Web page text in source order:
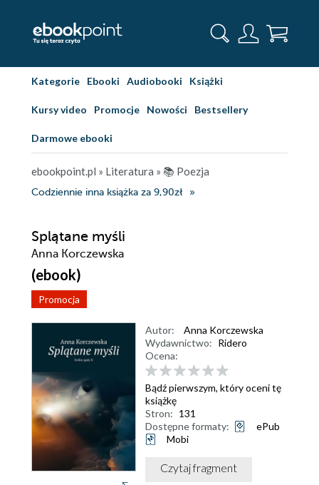
Kategorie Ebooki Audiobooki Książki
Kursy video Promocje Nowości Bestsellery
Darmowe ebooki
ebookpoint.pl » Literatura » 📚 Poezja
Codziennie inna książka za 9,90zł
Splątane myśli
Anna Korczewska
(ebook)
Promocja
Autor:
Anna Korczewska
Wydawnictwo: Ridero
Ocena:
Bądź pierwszym, który oceni tę
książkę
Stron: 131
Dostępne formaty:
ePub
Mobi
Czytaj fragment